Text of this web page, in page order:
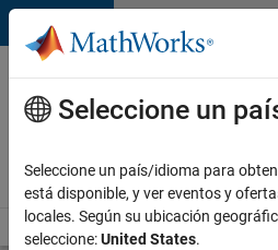
Saltar al contenido
Ofertas
de
empleo
MathWorks
Visión general Búsqueda de empleo
Seleccione un
Seleccione un país/idioma para
está disponible, y ver eventos y
locales. Según su ubicación
seleccione:United States.